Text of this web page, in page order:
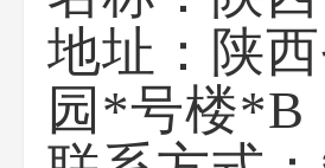
地址： 陕
园*号楼*B